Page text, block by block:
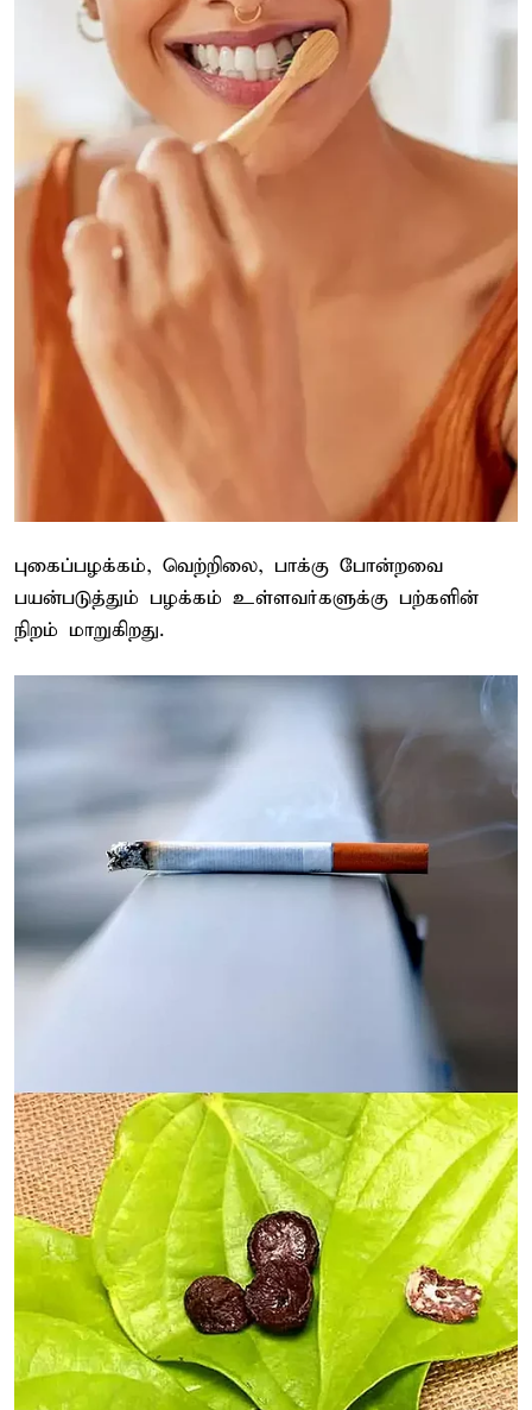
புகைப்பழக்கம், வெற்றிலை, பாக்கு போன்றவை
பயன்படுத்தும் பழக்கம் உள்ளவர்களுக்கு பற்களின்
நிறம் மாறுகிறது.